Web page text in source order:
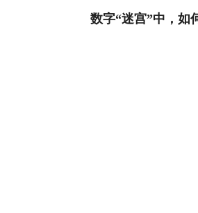
数字“迷宫”中，如